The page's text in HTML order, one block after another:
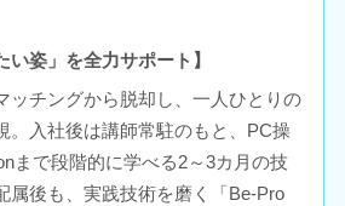
い姿」を全力サポート】
ッチングから脱却し、一人ひとりの
。入社後は講師常駐のもと、PC操
まで段階的に学べる2～3カ月の技
属後も、実践技術を磨く「Be-Pro